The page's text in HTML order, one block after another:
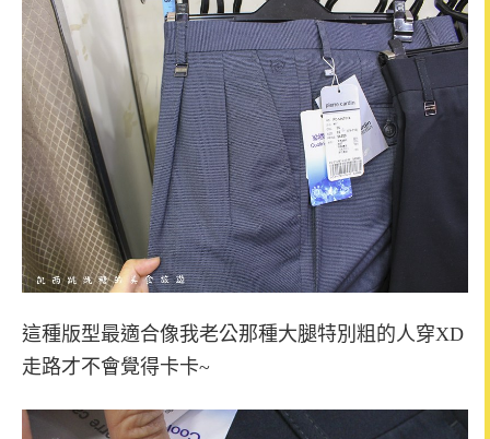
這種版型最適合像我老公那種大腿特別粗的人穿XD
走路才不會覺得卡卡~